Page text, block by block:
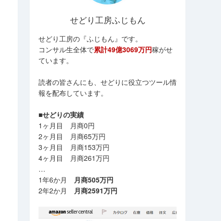
せどり工房ふじもん
せどり工房の『ふじもん』です。
コンサル生全体で累計49億3069万円稼がせ
ています。
読者の皆さんにも、せどりに役立つツール情
報を配布しています。
■せどりの実績
1ヶ月目 月商0円
2ヶ月目 月商65万円
3ヶ月目 月商153万円
4ヶ月目 月商261万円
…
1年6か月 月商505万円
2年2か月 月商2591万円